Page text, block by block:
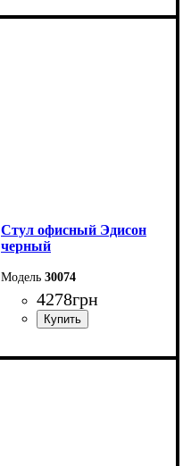
Стул офисный Эдисон
черный
30074
4278грн